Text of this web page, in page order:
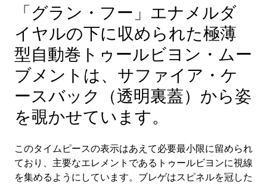
「グラン・フー」エナメルダ
イヤルの下に収められた極薄
型自動巻トゥールビヨン・ムー
ブメントは、サファイア・ケ
ースバック（透明裏蓋）から姿
を覗かせています。
このタイムピースの表示はあえて必要最小限に留められ
ており、主要なエレメントであるトゥールビヨンに視線
を集めるようにしています。ブレゲはスピネルを冠した